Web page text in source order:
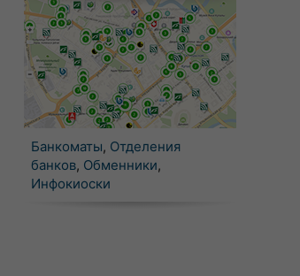
Банкоматы, Отделения
банков, Обменники,
Инфокиоски